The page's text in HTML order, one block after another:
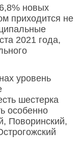
новых
приходится не
2021 года,
уровень
шестерка
особенно
Поворинский,